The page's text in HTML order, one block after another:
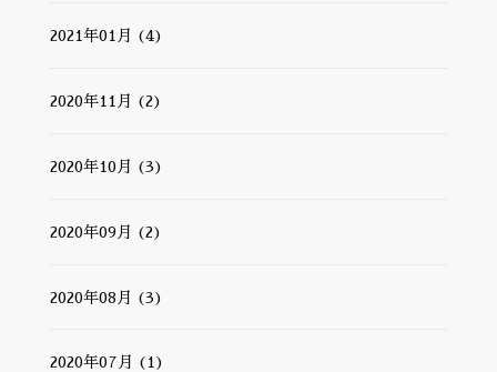
2021年01月 (4)
2020年11月 (2)
2020年10月 (3)
2020年09月 (2)
2020年08月 (3)
2020年07月 (1)